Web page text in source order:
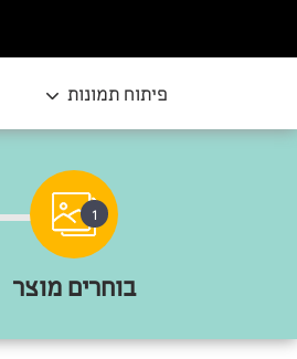
פיתוח תמונות
1
בוחרים מוצר